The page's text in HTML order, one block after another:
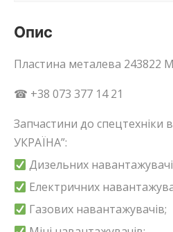
Опис
Пластина металева 243822
☎ +38 073 377 14 21
Запчастини до спецтехніки
УКРАЇНА”:
Дизельних
Електричних
Газових навантажувачів;